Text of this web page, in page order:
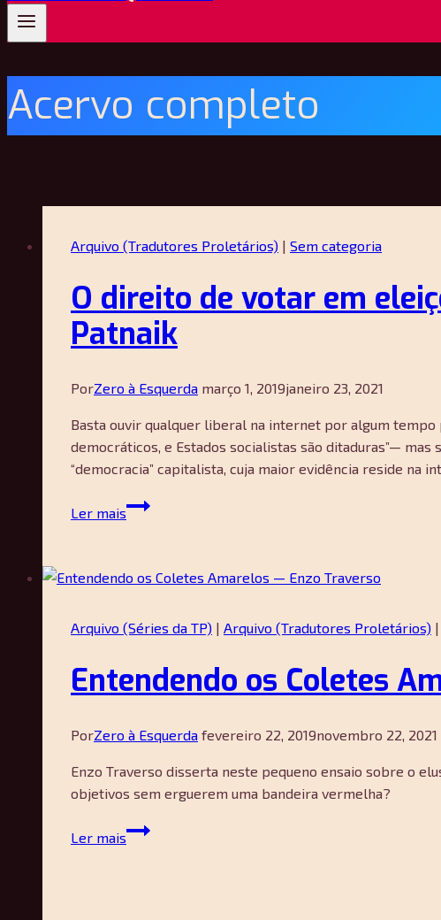
Acervo completo
Arquivo (Tradutores Proletários) | Sem categoria
O direito de votar em
Patnaik
PorZero à Esquerda março 1, 2019janeiro 23, 2021
Basta ouvir qualquer liberal na internet por algum
democráticos, e Estados socialistas são ditaduras”—
“democracia” capitalista, cuja maior evidência reside na
Ler mais
O
direito
votar
não
sinal
democracia
—
Shikha
Arquivo (Séries da TP) | Arquivo (Tradutores Proletários) |
Entendendo os Coletes
PorZero à Esquerda fevereiro 22, 2019novembro 22, 2021
Enzo Traverso disserta neste pequeno ensaio sobre o
objetivos sem erguerem uma bandeira vermelha?
Ler mais
Entendendo